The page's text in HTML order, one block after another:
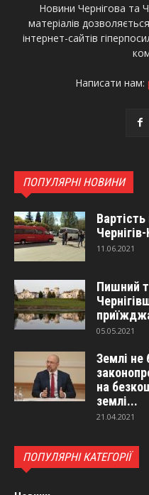
Новини Чернігова та
матеріалів
інтернет-сайтів
Написати нам:
ПОПУЛЯРНІ НОВИНИ
11.06.2021
Пишний
05.05.2021
Землі не
на
землі...
21.04.2021
ПОПУЛЯРНІ КАТЕГОРІЇ